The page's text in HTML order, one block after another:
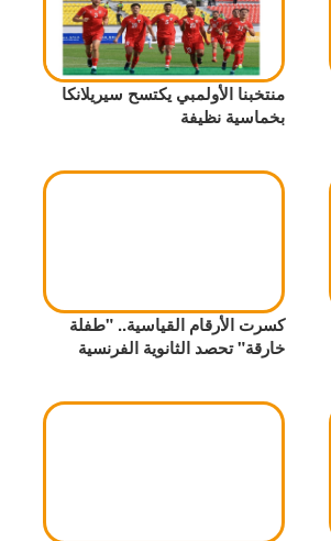
منتخبنا الأولمبي يكتسح سيريلانكا
بخماسية نظيفة
كسرت الأرقام القياسية.. "طفلة
خارقة" تحصد الثانوية الفرنسية